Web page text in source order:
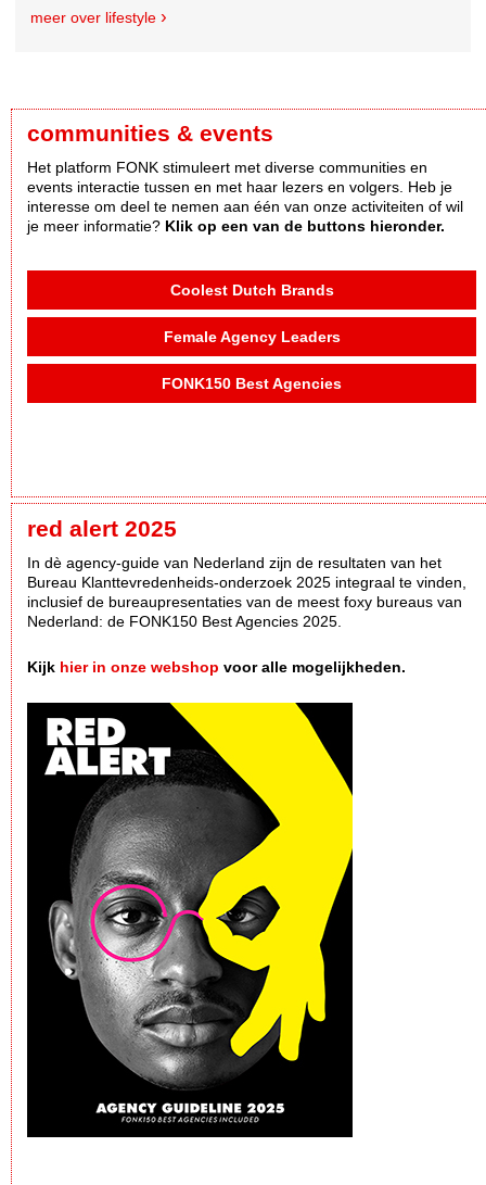
meer over lifestyle
communities & events
Het platform FONK stimuleert met diverse communities en
events interactie tussen en met haar lezers en volgers. Heb je
interesse om deel te nemen aan één van onze activiteiten of wil
je meer informatie? Klik op een van de buttons hieronder.
Coolest Dutch Brands
Female Agency Leaders
FONK150 Best Agencies
red alert 2025
In dè agency-guide van Nederland zijn de resultaten van het
Bureau Klanttevredenheids-onderzoek 2025 integraal te vinden,
inclusief de bureaupresentaties van de meest foxy bureaus van
Nederland: de FONK150 Best Agencies 2025.
Kijk hier in onze webshop voor alle mogelijkheden.